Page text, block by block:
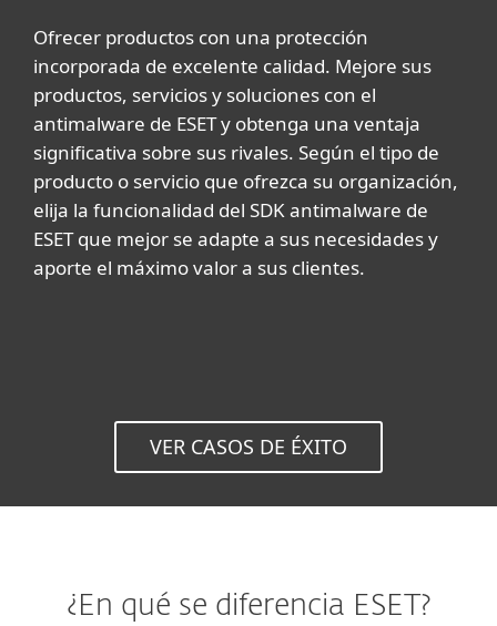
Ofrecer productos con una protección
incorporada de excelente calidad. Mejore sus
productos, servicios y soluciones con el
antimalware de ESET y obtenga una ventaja
significativa sobre sus rivales. Según el tipo de
producto o servicio que ofrezca su organización,
elija la funcionalidad del SDK antimalware de
ESET que mejor se adapte a sus necesidades y
aporte el máximo valor a sus clientes.
VER CASOS DE ÉXITO
¿En qué se diferencia ESET?